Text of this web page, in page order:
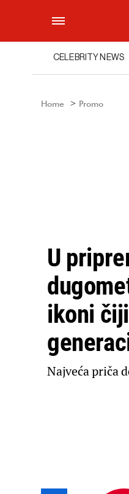
CELEBRITY NEWS
Home Promo
U
ikoni
Najveća priča